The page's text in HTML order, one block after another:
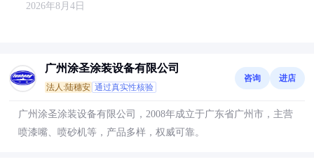
2026年8月4日
广州涂圣涂装设备有限公司
法人:陆穗安 通过真实性核验
咨询 进店
广州涂圣涂装设备有限公司，2008年成立于广东省广州市，主营
喷漆嘴、喷砂机等，产品多样，权威可靠。